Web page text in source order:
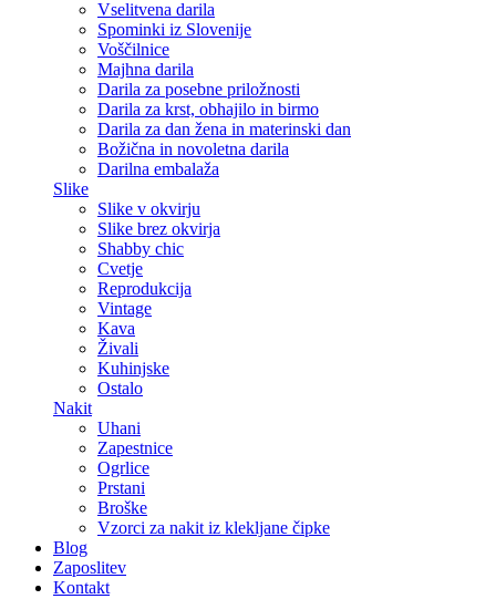
Vselitvena darila
Spominki iz Slovenije
Voščilnice
Majhna darila
Darila za posebne priložnosti
Darila za krst, obhajilo in birmo
Darila za dan žena in materinski dan
Božična in novoletna darila
Darilna embalaža
Slike
Slike v okvirju
Slike brez okvirja
Shabby chic
Cvetje
Reprodukcija
Vintage
Kava
Živali
Kuhinjske
Ostalo
Nakit
Uhani
Zapestnice
Ogrlice
Prstani
Broške
Vzorci za nakit iz klekljane čipke
Blog
Zaposlitev
Kontakt